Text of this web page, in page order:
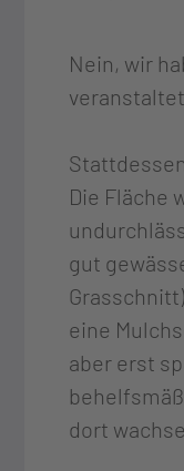
Nein, wir
Die Fläche
gut
eine
aber erst
dort